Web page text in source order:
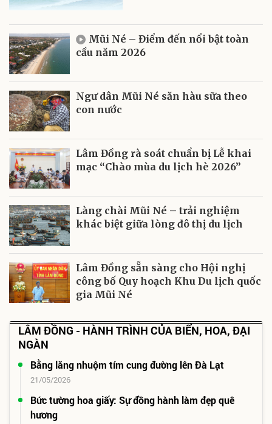
Mũi Né – Điểm đến nổi bật toàn
cầu năm 2026
Ngư dân Mũi Né săn hàu sữa theo
con nước
Lâm Đồng rà soát chuẩn bị Lễ khai
mạc “Chào mùa du lịch hè 2026”
Làng chài Mũi Né – trải nghiệm
khác biệt giữa lòng đô thị du lịch
Lâm Đồng sẵn sàng cho Hội nghị
công bố Quy hoạch Khu Du lịch quốc
gia Mũi Né
LÂM ĐỒNG - HÀNH TRÌNH CỦA BIỂN, HOA, ĐẠI
NGÀN
Bằng lăng nhuộm tím cung đường lên Đà Lạt
21/05/2026
Bức tường hoa giấy: Sự đồng hành làm đẹp quê
hương